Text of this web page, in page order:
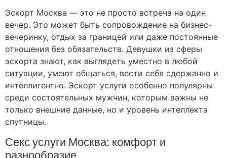
Эскорт Москва — это не просто встреча на один
вечер. Это может быть сопровождение на бизнес-
вечеринку, отдых за границей или даже постоянные
отношения без обязательств. Девушки из сферы
эскорта знают, как выглядеть уместно в любой
ситуации, умеют общаться, вести себя сдержанно и
интеллигентно. Эскорт услуги особенно популярны
среди состоятельных мужчин, которым важны не
только внешние данные, но и уровень интеллекта
спутницы.
Секс услуги Москва: комфорт и
разнообразие